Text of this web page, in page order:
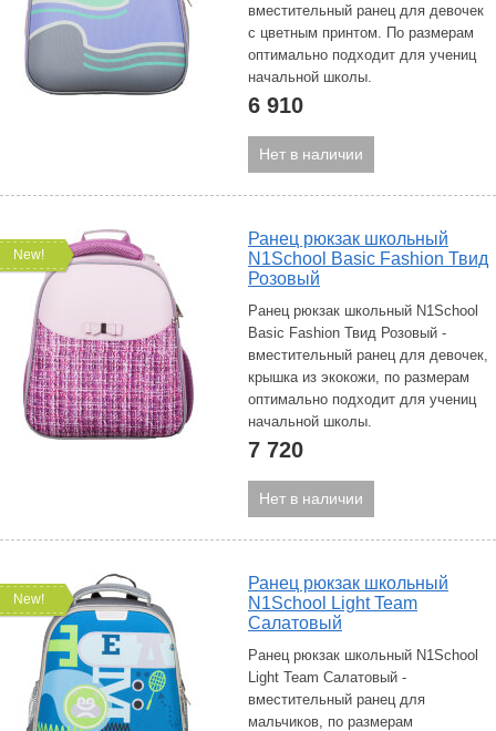
вместительный ранец для девочек
с цветным принтом. По размерам
оптимально подходит для учениц
начальной школы.
6 910
Нет в наличии
New!
Ранец рюкзак школьный
N1School Basic Fashion Твид
Розовый
Ранец рюкзак школьный N1School
Basic Fashion Твид Розовый -
вместительный ранец для девочек,
крышка из экокожи, по размерам
оптимально подходит для учениц
начальной школы.
7 720
Нет в наличии
New!
Ранец рюкзак школьный
N1School Light Team
Cалатовый
Ранец рюкзак школьный N1School
Light Team Салатовый -
вместительный ранец для
мальчиков, по размерам